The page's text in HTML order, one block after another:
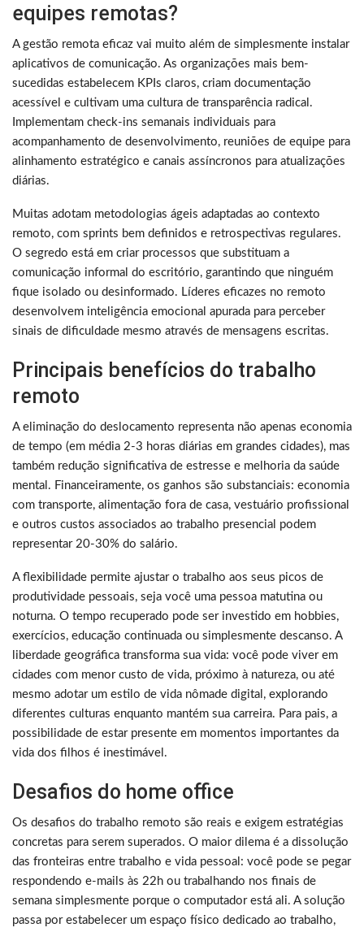
equipes remotas?
A gestão remota eficaz vai muito além de simplesmente instalar
aplicativos de comunicação. As organizações mais bem-
sucedidas estabelecem KPIs claros, criam documentação
acessível e cultivam uma cultura de transparência radical.
Implementam check-ins semanais individuais para
acompanhamento de desenvolvimento, reuniões de equipe para
alinhamento estratégico e canais assíncronos para atualizações
diárias.
Muitas adotam metodologias ágeis adaptadas ao contexto
remoto, com sprints bem definidos e retrospectivas regulares.
O segredo está em criar processos que substituam a
comunicação informal do escritório, garantindo que ninguém
fique isolado ou desinformado. Líderes eficazes no remoto
desenvolvem inteligência emocional apurada para perceber
sinais de dificuldade mesmo através de mensagens escritas.
Principais benefícios do trabalho
remoto
A eliminação do deslocamento representa não apenas economia
de tempo (em média 2-3 horas diárias em grandes cidades), mas
também redução significativa de estresse e melhoria da saúde
mental. Financeiramente, os ganhos são substanciais: economia
com transporte, alimentação fora de casa, vestuário profissional
e outros custos associados ao trabalho presencial podem
representar 20-30% do salário.
A flexibilidade permite ajustar o trabalho aos seus picos de
produtividade pessoais, seja você uma pessoa matutina ou
noturna. O tempo recuperado pode ser investido em hobbies,
exercícios, educação continuada ou simplesmente descanso. A
liberdade geográfica transforma sua vida: você pode viver em
cidades com menor custo de vida, próximo à natureza, ou até
mesmo adotar um estilo de vida nômade digital, explorando
diferentes culturas enquanto mantém sua carreira. Para pais, a
possibilidade de estar presente em momentos importantes da
vida dos filhos é inestimável.
Desafios do home office
Os desafios do trabalho remoto são reais e exigem estratégias
concretas para serem superados. O maior dilema é a dissolução
das fronteiras entre trabalho e vida pessoal: você pode se pegar
respondendo e-mails às 22h ou trabalhando nos finais de
semana simplesmente porque o computador está ali. A solução
passa por estabelecer um espaço físico dedicado ao trabalho,